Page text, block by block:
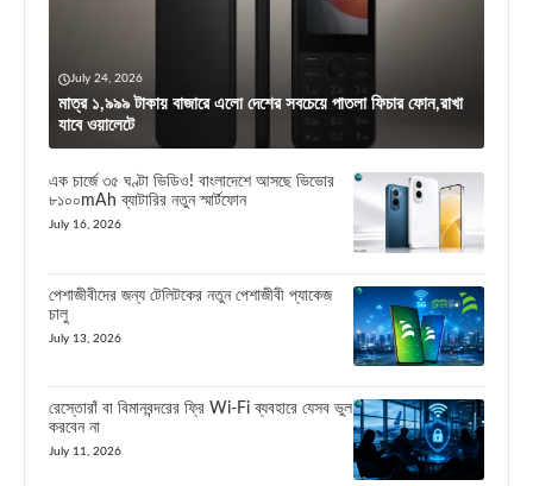
July 24, 2026
মাত্র ১,৯৯৯ টাকায় বাজারে এলো দেশের সবচেয়ে পাতলা ফিচার ফোন,রাখা
যাবে ওয়ালেটে
এক চার্জে ৩৫ ঘণ্টা ভিডিও! বাংলাদেশে আসছে ভিভোর
৮১০০mAh ব্যাটারির নতুন স্মার্টফোন
July 16, 2026
পেশাজীবীদের জন্য টেলিটকের নতুন পেশাজীবী প্যাকেজ
চালু
July 13, 2026
রেস্তোরাঁ বা বিমানবন্দরের ফ্রি Wi-Fi ব্যবহারে যেসব ভুল
করবেন না
July 11, 2026